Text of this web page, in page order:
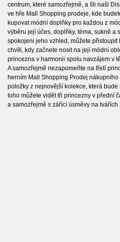
centrum, které samozřejmě, a šli naši
ve hře Mall Shopping prodeje, kde
kupovat módní doplňky pro každou z
výběru její účes, doplňky, téma, sukně a
spokojeni jeho vzhled, můžete přistoupit
chvíli, kdy začnete nosit na její módní
princezna v harmonii spolu navzájem v
A samozřejmě nezapomeňte na třetí
herním Mall Shopping Prodej
položky z nejnovější kolekce, která
toho můžete vidět tři princezny v přední
a samozřejmě s zářící úsměvy na tvářích